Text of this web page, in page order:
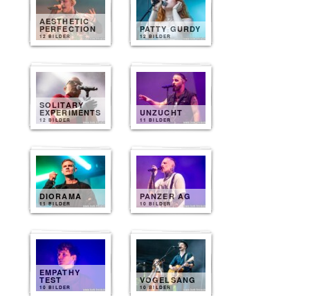
AESTHETIC
PERFECTION
12 BILDER
PATTY GURDY
12 BILDER
SOLITARY
EXPERIMENTS
12 BILDER
UNZUCHT
11 BILDER
DIORAMA
11 BILDER
PANZER AG
10 BILDER
EMPATHY
TEST
10 BILDER
VOGELSANG
10 BILDER